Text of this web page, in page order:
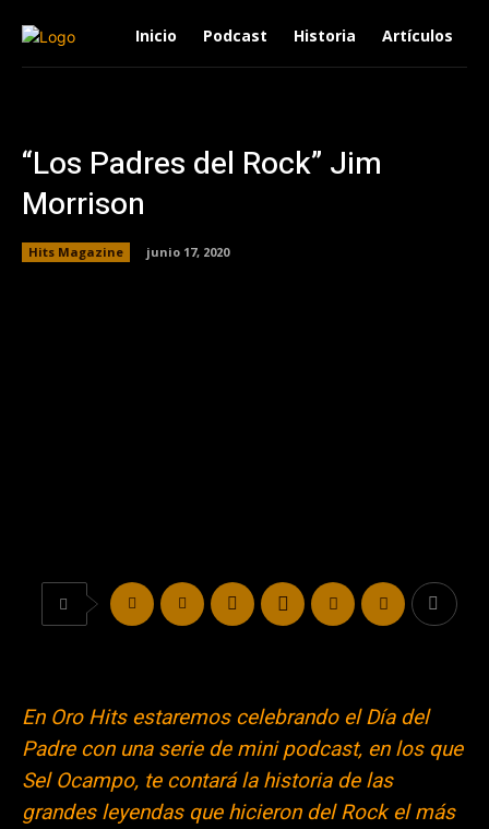
Inicio Podcast Historia Artículos
“Los Padres del Rock” Jim
Morrison
Hits Magazine junio 17, 2020
En Oro Hits estaremos celebrando el Día del
Padre con una serie de mini podcast, en los que
Sel Ocampo, te contará la historia de las
grandes leyendas que hicieron del Rock el más